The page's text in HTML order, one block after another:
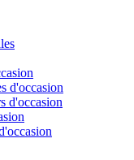
d'occasion
d'occasion